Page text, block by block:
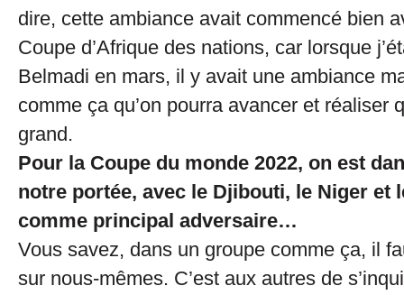
dire, cette ambiance avait commencé bien
Coupe d’Afrique des nations, car lorsque
Belmadi en mars, il y avait une ambiance
comme ça qu’on pourra avancer et réaliser
grand.
Pour la Coupe du monde 2022, on est
notre portée, avec le Djibouti, le Niger et
comme principal adversaire…
Vous savez, dans un groupe comme ça, il
sur nous-mêmes. C’est aux autres de